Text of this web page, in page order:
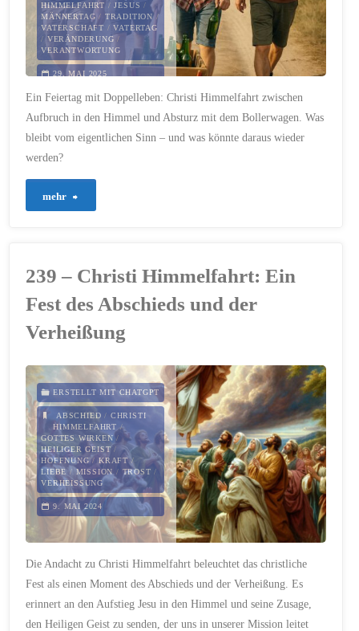
HIMMELFAHRT /JESUS /
MÄNNERTAG / TRADITION/
VATERSCHAFT /VATERTAG
/VERÄNDERUNG /
VERANTWORTUNG
29. MAI 2025
Ein Feiertag mit Doppelleben: Christi Himmelfahrt zwischen
Aufbruch in den Himmel und Absturz mit dem Bollerwagen. Was
bleibt vom eigentlichen Sinn – und was könnte daraus wieder
werden?
mehr
als
Bollerwagen
voller
Bier"
239 – Christi Himmelfahrt: Ein
Fest des Abschieds und der
Verheißung
ERSTELLT MIT CHATGPT
ABSCHIED / CHRISTI
HIMMELFAHRT /
GOTTES WIRKEN/
HEILIGER GEIST/
HOFFNUNG/ KRAFT/
LIEBE/ MISSION / TROST /
VERHEISSUNG
9. MAI 2024
Die Andacht zu Christi Himmelfahrt beleuchtet das christliche
Fest als einen Moment des Abschieds und der Verheißung. Es
erinnert an den Aufstieg Jesu in den Himmel und seine Zusage,
den Heiligen Geist zu senden, der uns in unserer Mission leitet